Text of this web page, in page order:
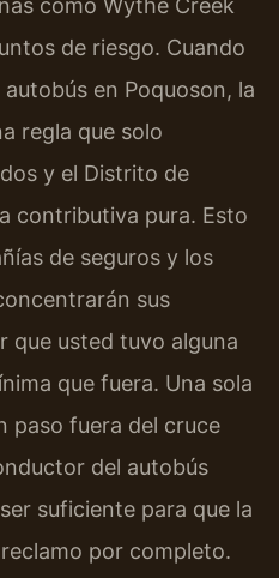
de riesgo. Cuando
en Poquoson, la
regla que solo
y el Distrito de
contributiva pura. Esto
de seguros y los
sus
que usted tuvo alguna
que fuera. Una sola
paso fuera del cruce
del autobús
suficiente para que la
por completo.